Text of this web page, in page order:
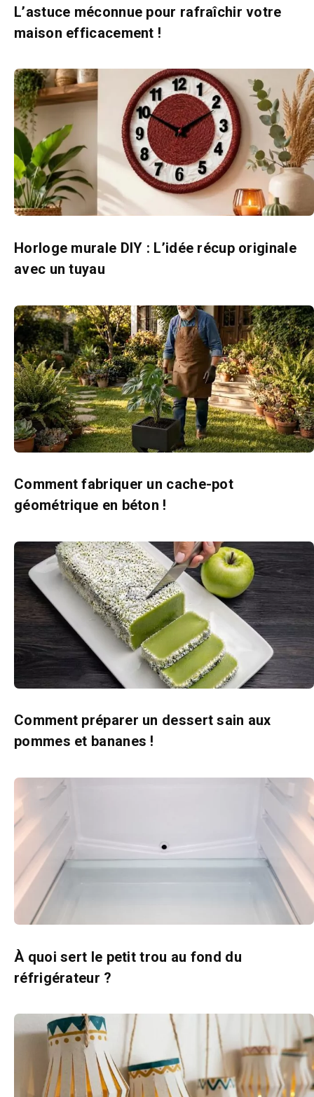
L’astuce méconnue pour rafraîchir votre
maison efficacement !
Horloge murale DIY : L’idée récup originale
avec un tuyau
Comment fabriquer un cache-pot
géométrique en béton !
Comment préparer un dessert sain aux
pommes et bananes !
À quoi sert le petit trou au fond du
réfrigérateur ?